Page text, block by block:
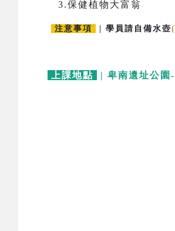
3.保健植物大富翁
注意事項 | 學員請自備水壺
上課地點 | 卑南遺址公園